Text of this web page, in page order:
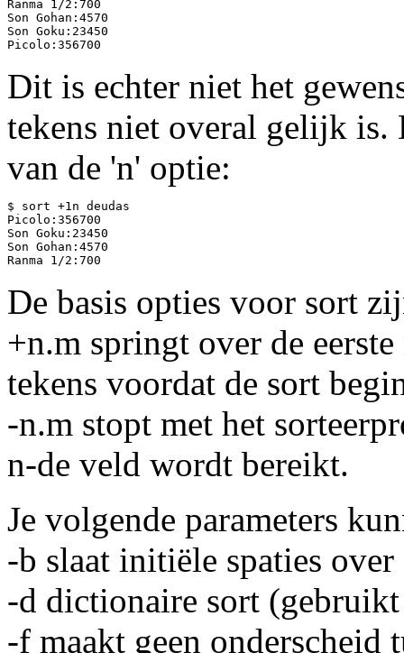
Ranma 1/2:700
Son Gohan:4570
Son Goku:23450
Dit is echter niet het
tekens niet overal gelijk is.
van de 'n' optie:
$ sort +1n deudas
Picolo:356700
Son Goku:23450
Son Gohan:4570
De basis opties voor sort
+n.m springt over de
tekens voordat de sort
-n.m stopt met het
n-de veld wordt bereikt.
Je volgende parameters
-b slaat initiële spaties over
-d dictionaire sort
-f maakt geen onderscheid